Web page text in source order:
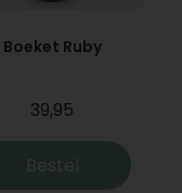
Boeket Ruby
39,95
Bestel